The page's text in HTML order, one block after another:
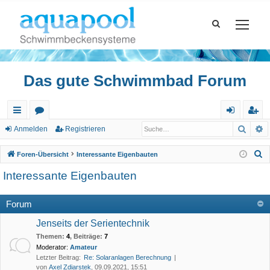
Das gute Schwimmbad Forum
ch
ne
llz
riff
or
en m
el
eg
ist
rie
Anmelden Registrieren
Foren-Übersicht Interessante Eigenbauten
h
Interessante Eigenbauten
Forum
Jenseits der Serientechnik
Themen: 4, Beiträge: 7
Moderator: Amateur
Letzter Beitrag: Re: Solaranlagen Berechnung
von Axel Zdiarstek , 09.09.2021, 15:51